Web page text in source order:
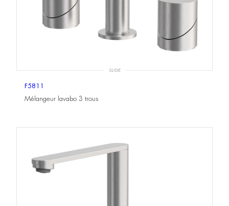
SLIDE
F5811
Mélangeur lavabo 3 trous